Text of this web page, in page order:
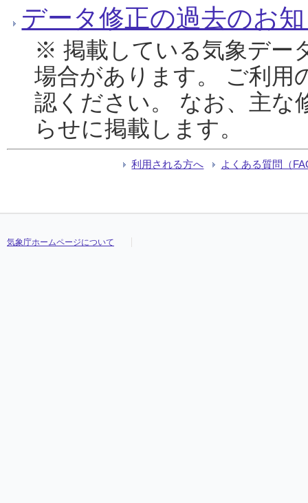
データ修正の過去のお
※ 掲載している気象デー
場合があります。 ご利用
認ください。 なお、主な
らせに掲載します。
利用される方へ よくある質問（
気象庁ホームページについて